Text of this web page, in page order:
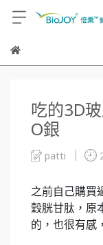
吃的3D
O銀
patti
之前自己購買
穀胱甘肽，原
的，也很有感